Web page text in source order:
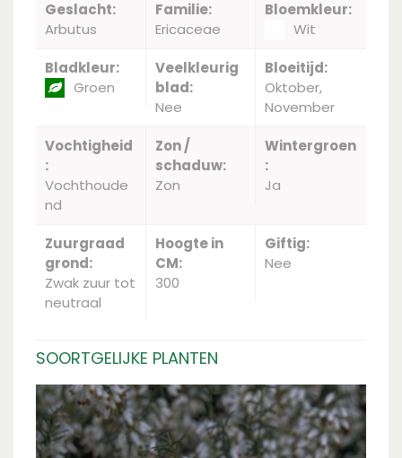
Geslacht:
Arbutus
Familie:
Ericaceae
Bloemkleur:
Wit
Bladkleur:
Groen
Veelkleurig
blad:
Nee
Bloeitijd:
Oktober,
November
Vochtigheid
:
Vochthoude
nd
Zon /
schaduw:
Zon
Wintergroen
:
Ja
Zuurgraad
grond:
Zwak zuur tot
neutraal
Hoogte in
CM:
300
Giftig:
Nee
SOORTGELIJKE PLANTEN